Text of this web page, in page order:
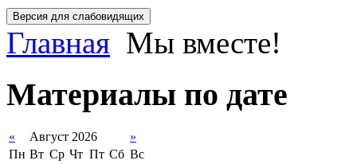
Главная Мы вместе!
Материалы по дате
« Август 2026
»
Пн Вт Ср Чт Пт Сб Вс